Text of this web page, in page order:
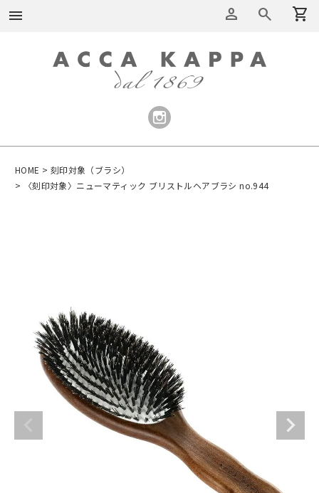
menu person search shopping_cart
HOME
刻印対象（ブラシ）
〈刻印対象〉ニューマティック ブリストルヘアブラシ no.944